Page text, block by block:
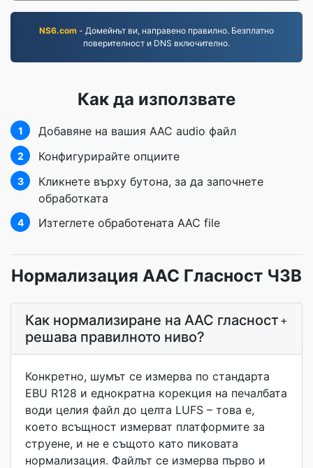
NS6.com - Домейнът ви, направено правилно. Безплатно
поверителност и DNS включително.
Как да използвате
1 Добавяне на вашия AAC audio файл
2 Конфигурирайте опциите
3
Кликнете върху бутона, за да започнете
обработката
4 Изтеглете обработената AAC file
Нормализация AAC Гласност ЧЗВ
Как нормализиране на AAC гласност
решава правилното ниво?
+
Конкретно, шумът се измерва по стандарта
EBU R128 и еднократна корекция на печалбата
води целия файл до целта LUFS – това е,
което всъщност измерват платформите за
струене, и не е същото като пиковата
нормализация. Файлът се измерва първо и